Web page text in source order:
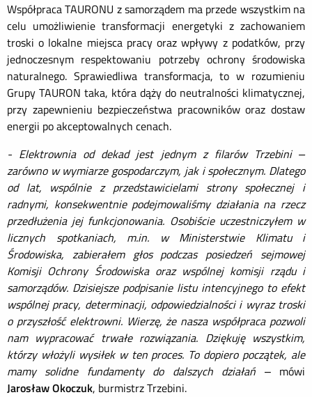
Współpraca TAURONU z samorządem ma przede wszystkim na
celu umożliwienie transformacji energetyki z zachowaniem
troski o lokalne miejsca pracy oraz wpływy z podatków, przy
jednoczesnym respektowaniu potrzeby ochrony środowiska
naturalnego. Sprawiedliwa transformacja, to w rozumieniu
Grupy TAURON taka, która dąży do neutralności klimatycznej,
przy zapewnieniu bezpieczeństwa pracowników oraz dostaw
energii po akceptowalnych cenach.
- Elektrownia od dekad jest jednym z filarów Trzebini –
zarówno w wymiarze gospodarczym, jak i społecznym. Dlatego
od lat, wspólnie z przedstawicielami strony społecznej i
radnymi, konsekwentnie podejmowaliśmy działania na rzecz
przedłużenia jej funkcjonowania. Osobiście uczestniczyłem w
licznych spotkaniach, m.in. w Ministerstwie Klimatu i
Środowiska, zabierałem głos podczas posiedzeń sejmowej
Komisji Ochrony Środowiska oraz wspólnej komisji rządu i
samorządów. Dzisiejsze podpisanie listu intencyjnego to efekt
wspólnej pracy, determinacji, odpowiedzialności i wyraz troski
o przyszłość elektrowni. Wierzę, że nasza współpraca pozwoli
nam wypracować trwałe rozwiązania. Dziękuję wszystkim,
którzy włożyli wysiłek w ten proces. To dopiero początek, ale
mamy solidne fundamenty do dalszych działań – mówi
Jarosław Okoczuk, burmistrz Trzebini.